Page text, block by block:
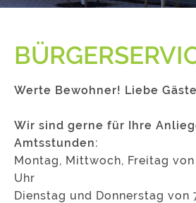
Werte Bewohner! Liebe
Wir sind gerne für Ihre
Amtsstunden:
Montag, Mittwoch, Freitag von
Uhr
Dienstag und Donnerstag von